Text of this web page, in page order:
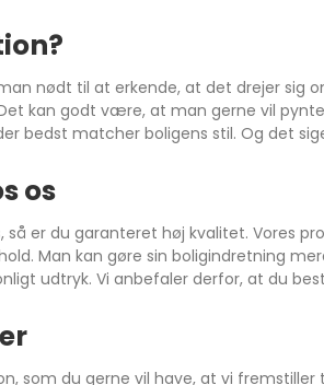
nødt til at erkende, at det drejer
kan godt være, at man gerne vil
bedst matcher boligens stil. Og det
os
så er du garanteret høj kvalitet.
Man kan gøre sin boligindretning
udtryk. Vi anbefaler derfor, at du
som du gerne vil have, at vi